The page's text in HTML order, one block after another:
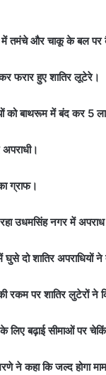
तमंचे और चाकू के बल पर
फरार हुए शातिर लूटेरे।
को बाथरूम में बंद कर 5
ग्राफ।
उधमसिंह नगर में
दो शातिर अपराधियों
पर शातिर लुटेरों ने
लिए बढ़ाई सीमाओं पर
ने कहा कि जल्द होगा